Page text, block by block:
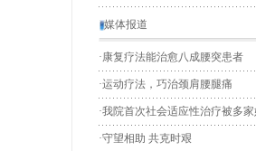
媒体报道
·康复疗法能治愈八成腰突患者
·运动疗法，巧治颈肩腰腿痛
·我院首次社会适应性治疗被多
·守望相助 共克时艰